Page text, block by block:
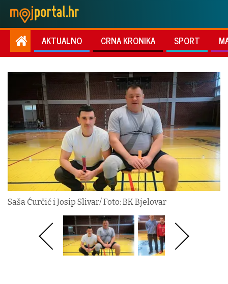
AKTUALNO CRNA KRONIKA SPORT
Saša Ćurčić i Josip Slivar/ Foto: BK Bjelovar